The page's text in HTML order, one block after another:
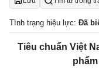
Tình trạng hiệu lực: Đã
Tiêu chuẩn Việt